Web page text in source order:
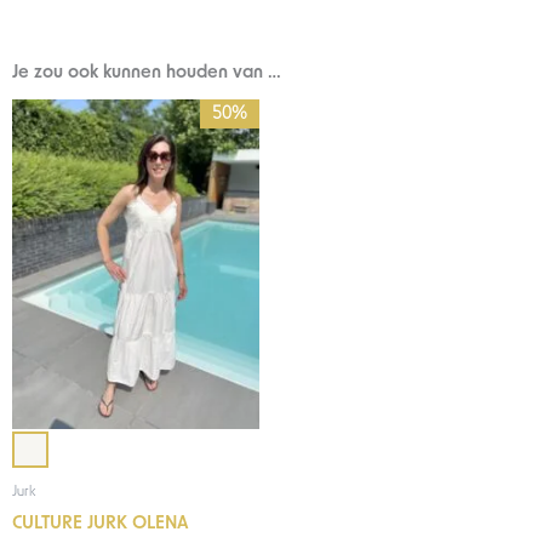
Je zou ook kunnen houden van …
50%
Jurk
CULTURE JURK OLENA
Oorspronkelijke
prijs
was:
€89,95.
Huidige
prijs
is:
€45,00.